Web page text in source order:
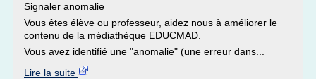
Signaler anomalie
Vous êtes élève ou professeur, aidez nous à améliorer le
contenu de la médiathèque EDUCMAD.
Vous avez identifié une "anomalie" (une erreur dans...
Lire la suite